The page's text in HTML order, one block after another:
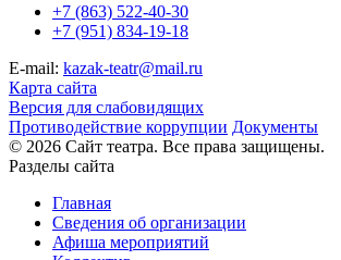
+7 (863) 522-40-30
+7 (951) 834-19-18
E-mail: kazak-teatr@mail.ru
Карта сайта
Версия для слабовидящих
Противодействие коррупции Документы
© 2026 Сайт театра. Все права защищены.
Разделы сайта
Главная
Сведения об организации
Афиша мероприятий